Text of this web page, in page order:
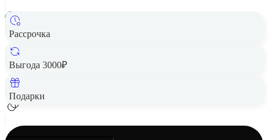
Рассрочка
Выгода 3000₽
Подарки
Смартфон HONOR X7c 8/128GB Forest Green